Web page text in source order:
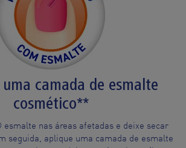
camada de esmalte
cosmético**
nas áreas afetadas e deixe secar
seguida, aplique uma camada de esmalte